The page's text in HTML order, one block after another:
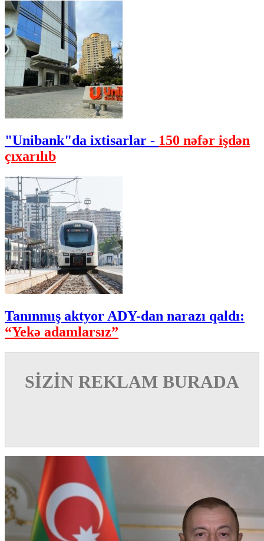
"Unibank"da ixtisarlar - 150 nəfər işdən
çıxarılıb
Tanınmış aktyor ADY-dan narazı qaldı:
“Yekə adamlarsız”
SİZİN REKLAM BURADA